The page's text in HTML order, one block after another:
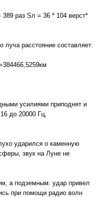
раз Sл = 36 * 104 верст*
расстояние составляет:
усилиями приподнят и
до 20000 Гц,
ударился о каменную
звук на Луне не
а подземным: удар привел
при помощи радио волн